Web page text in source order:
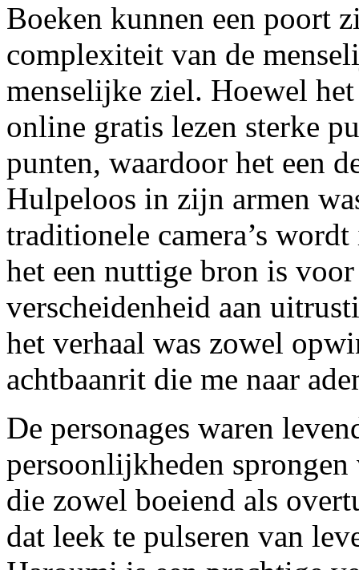
Boeken kunnen een poort
complexiteit van de
menselijke ziel. Hoewel
online gratis lezen sterke
punten, waardoor het een
Hulpeloos in zijn armen
traditionele camera’s
het een nuttige bron is
verscheidenheid aan
het verhaal was zowel
achtbaanrit die me naar
De personages waren
persoonlijkheden
die zowel boeiend als
dat leek te pulseren van